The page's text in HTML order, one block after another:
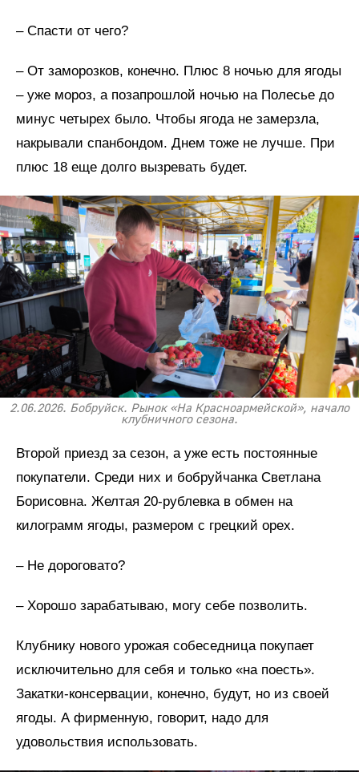
– Спасти от чего?
– От заморозков, конечно. Плюс 8 ночью для ягоды
– уже мороз, а позапрошлой ночью на Полесье до
минус четырех было. Чтобы ягода не замерзла,
накрывали спанбондом. Днем тоже не лучше. При
плюс 18 еще долго вызревать будет.
2.06.2026. Бобруйск. Рынок «На Красноармейской», начало
клубничного сезона.
Второй приезд за сезон, а уже есть постоянные
покупатели. Среди них и бобруйчанка Светлана
Борисовна. Желтая 20-рублевка в обмен на
килограмм ягоды, размером с грецкий орех.
– Не дороговато?
– Хорошо зарабатываю, могу себе позволить.
Клубнику нового урожая собеседница покупает
исключительно для себя и только «на поесть».
Закатки-консервации, конечно, будут, но из своей
ягоды. А фирменную, говорит, надо для
удовольствия использовать.